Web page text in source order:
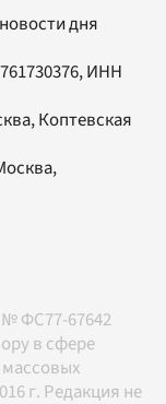
дня
ИНН
Коптевская
,
ФС77-67642
в сфере
г. Редакция не